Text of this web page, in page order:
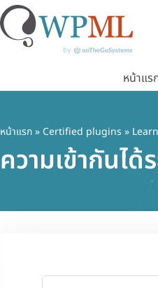
หน้าแร
หน้าแรก» Certified plugins »
ความเข้ากันไ